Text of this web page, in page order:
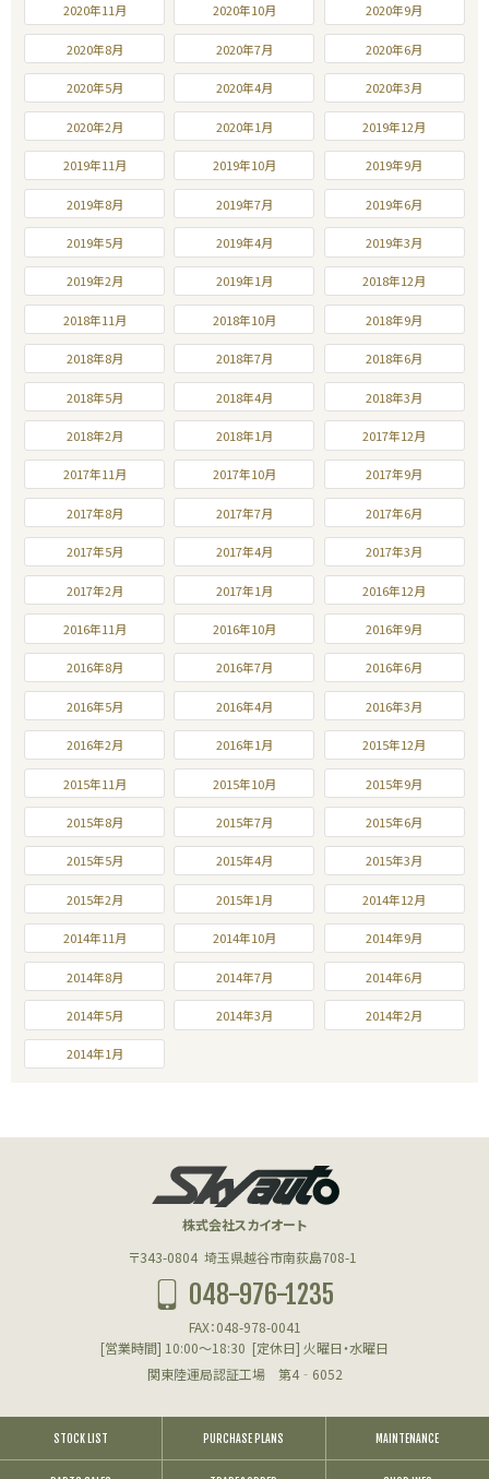
2020年11月 2020年10月 2020年9月
2020年8月 2020年7月 2020年6月
2020年5月 2020年4月 2020年3月
2020年2月 2020年1月 2019年12月
2019年11月 2019年10月 2019年9月
2019年8月 2019年7月 2019年6月
2019年5月 2019年4月 2019年3月
2019年2月 2019年1月 2018年12月
2018年11月 2018年10月 2018年9月
2018年8月 2018年7月 2018年6月
2018年5月 2018年4月 2018年3月
2018年2月 2018年1月 2017年12月
2017年11月 2017年10月 2017年9月
2017年8月 2017年7月 2017年6月
2017年5月 2017年4月 2017年3月
2017年2月 2017年1月 2016年12月
2016年11月 2016年10月 2016年9月
2016年8月 2016年7月 2016年6月
2016年5月 2016年4月 2016年3月
2016年2月 2016年1月 2015年12月
2015年11月 2015年10月 2015年9月
2015年8月 2015年7月 2015年6月
2015年5月 2015年4月 2015年3月
2015年2月 2015年1月 2014年12月
2014年11月 2014年10月 2014年9月
2014年8月 2014年7月 2014年6月
2014年5月 2014年3月 2014年2月
2014年1月
株式会社スカイオート
〒343-0804 埼玉県越谷市南荻島708-1
048-976-1235
FAX：048-978-0041
[営業時間] 10:00～18:30 [定休日] 火曜日・水曜日
関東陸運局認証工場 第4‐6052
STOCK LIST PURCHASE PLANS MAINTENANCE